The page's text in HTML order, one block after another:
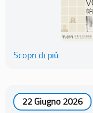
Scopri di più
22 Giugno 2026